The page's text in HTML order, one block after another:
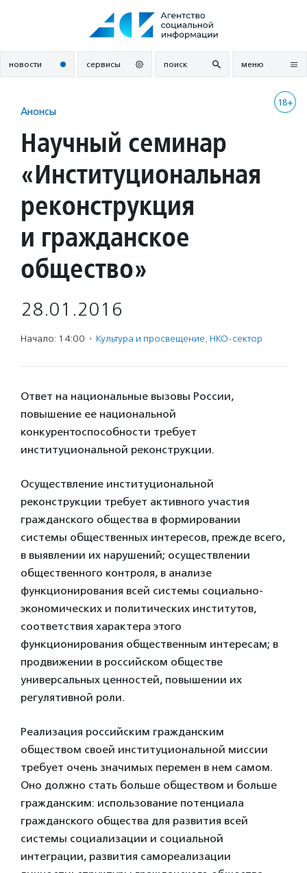
новости сервисы поиск меню
18+
Анонсы
Научный семинар
«Институциональная
реконструкция
и гражданское
общество»
28.01.2016
Начало: 14:00 · Культура и просвещение, НКО-сектор
Ответ на национальные вызовы России,
повышение ее национальной
конкурентоспособности требует
институциональной реконструкции.
Осуществление институциональной
реконструкции требует активного участия
гражданского общества в формировании
системы общественных интересов, прежде всего,
в выявлении их нарушений; осуществлении
общественного контроля, в анализе
функционирования всей системы социально-
экономических и политических институтов,
соответствия характера этого
функционирования общественным интересам; в
продвижении в российском обществе
универсальных ценностей, повышении их
регулятивной роли.
Реализация российским гражданским
обществом своей институциональной миссии
требует очень значимых перемен в нем самом.
Оно должно стать больше обществом и больше
гражданским: использование потенциала
гражданского общества для развития всей
системы социализации и социальной
интеграции, развития самореализации